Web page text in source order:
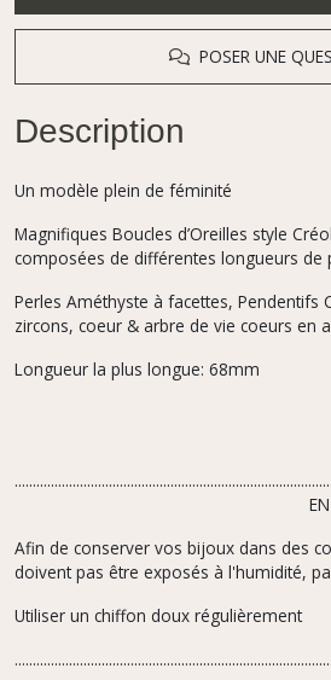
POSER UNE
Description
Un modèle plein de féminité
Magnifiques Boucles d’Oreilles style
composées de différentes longueurs de
Perles Améthyste à facettes, Pendentifs
zircons, coeur & arbre de vie coeurs en
Longueur la plus longue: 68mm
ENTRETIEN DE
Afin de conserver vos bijoux dans des
doivent pas être exposés à l'humidité,
Utiliser un chiffon doux régulièrement